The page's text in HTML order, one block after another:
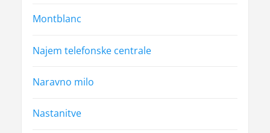
Montblanc
Najem telefonske centrale
Naravno milo
Nastanitve